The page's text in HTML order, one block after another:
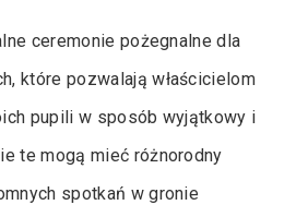
ceremonie pożegnalne dla
które pozwalają właścicielom
pupili w sposób wyjątkowy i
te mogą mieć różnorodny
spotkań w gronie